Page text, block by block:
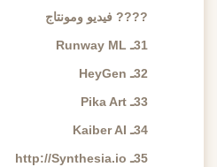
???? فيديو ومونتاج
31ـ Runway ML
32ـ HeyGen
33ـ Pika Art
34ـ Kaiber AI
35ـ http://Synthesia.io